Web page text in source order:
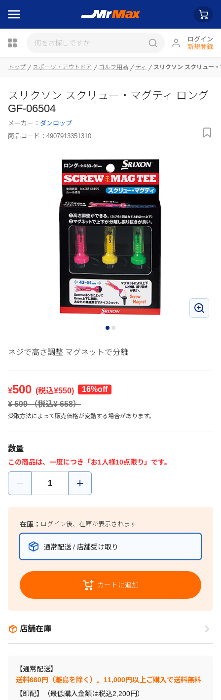
ログイン
新規登録
瓶詰
トップ スポーツ・アウトドア ゴルフ用品 ティ スリクソン スクリュー
スリクソン スクリュー・マグティ ロング
GF-06504
メーカー： ダンロップ
商品コード： 4907913351310
ネジで高さ調整 マグネットで分離
¥500 (税込¥550)
16%off
¥ 599（税込¥658）
受取方法によって販売価格が変動する場合があります。
数量
この商品は、一度につき「お1人様10点限り」です。
在庫： ログイン後、在庫が表示されます
通常配送 / 店舗受け取り
カートに追加
店舗在庫
【通常配送】
送料660円（離島を除く）。11,000円以上ご購入で送料無料
【即配】（最低購入金額は税込2,200円）